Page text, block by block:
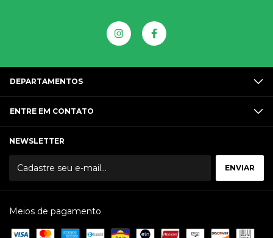
DEPARTAMENTOS
ENTRE EM CONTATO
NEWSLETTER
Meios de pagamento